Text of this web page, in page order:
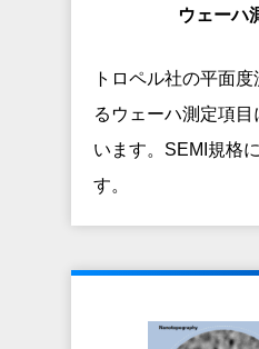
ウェーハ
トロペル社の平面
るウェーハ測定項
います。SEMI規格
す。